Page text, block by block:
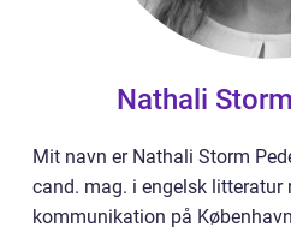
Nathali
Mit navn er Nathali Storm
cand. mag. i engelsk litteratur
kommunikation på